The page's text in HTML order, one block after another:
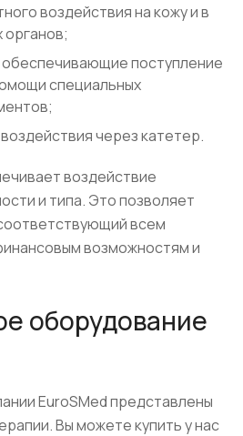
воздействия на кожу и в
органов;
поступление
специальных
через катетер.
воздействие
и типа. Это позволяет
всем
возможностям и
оборудование
EuroSMed представлены
Вы можете купить у нас